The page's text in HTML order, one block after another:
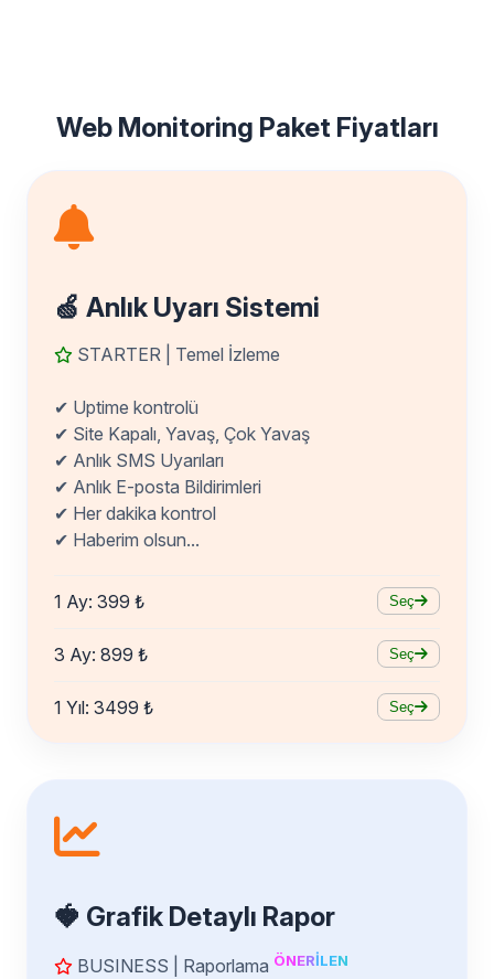
Web Monitoring Paket Fiyatları
🍏 Anlık Uyarı Sistemi
STARTER | Temel İzleme
✔ Uptime kontrolü
✔ Site Kapalı, Yavaş, Çok Yavaş
✔ Anlık SMS Uyarıları
✔ Anlık E-posta Bildirimleri
✔ Her dakika kontrol
✔ Haberim olsun...
1 Ay: 399 ₺ Seç
3 Ay: 899 ₺ Seç
1 Yıl: 3499 ₺ Seç
🍓 Grafik Detaylı Rapor
BUSINESS | Raporlama ÖNERİLEN